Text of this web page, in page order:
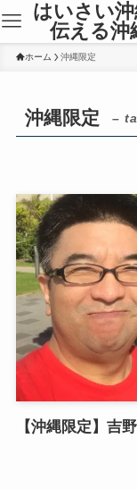
はいさい
伝える沖
ホーム 沖縄限定
沖縄限定 –
【沖縄限定】吉